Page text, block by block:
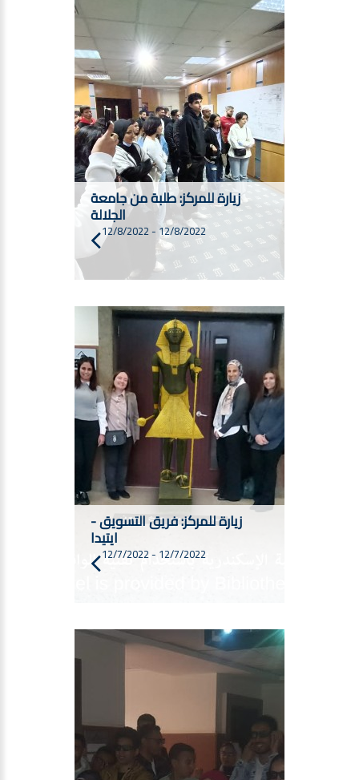
زيارة للمركز: طلبة من جامعة
الجلالة
12/8/2022
-
12/8/2022
زيارة للمركز: فريق التسويق -
ايتيدا
12/7/2022
-
12/7/2022